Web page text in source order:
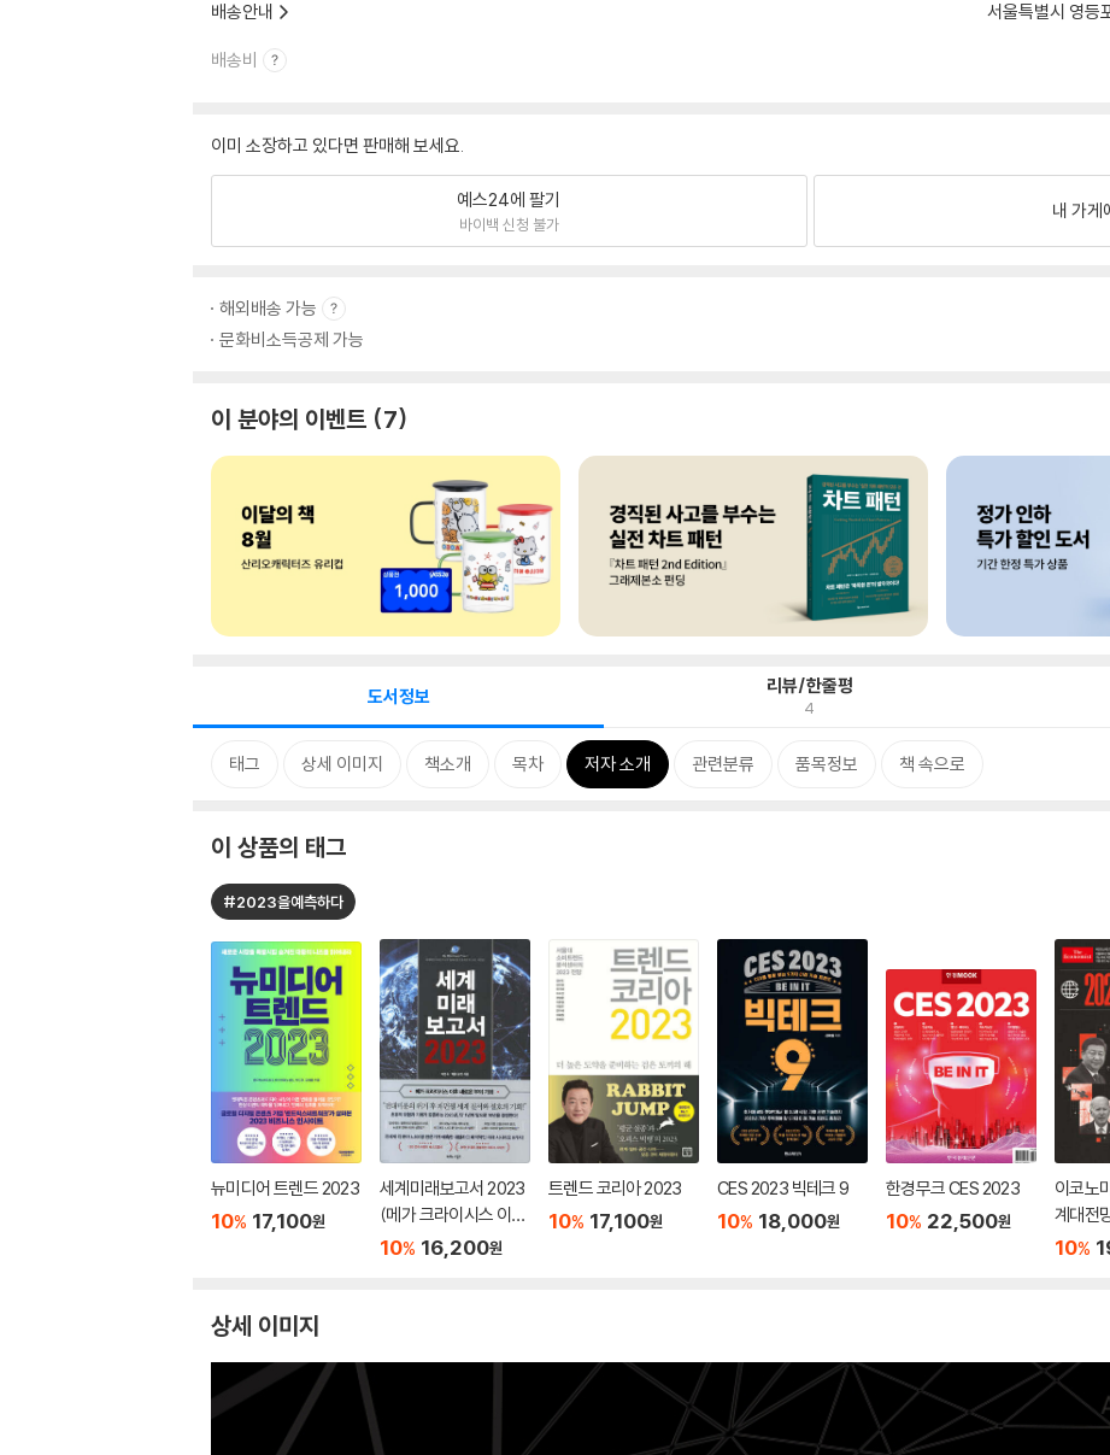
배송안내 서울특별시 영등
배송비
이미 소장하고 있다면 판매해 보세요.
예스24에 팔기
바이백 신청 불가
내 가게
해외배송 가능
문화비소득공제 가능
이 분야의 이벤트 7
도서정보 리뷰/한줄평
4
태그 상세 이미지 책소개 목차 저자 소개 관련분류 품목정보 책 속으로
이 상품의 태그
#2023을예측하다
뉴미디어 트렌드 2023
10% 17,100원
세계미래보고서 2023
(메가 크라이시스 이후
새로운 부의 기회)
10% 16,200원
트렌드 코리아 2023
10% 17,100원
CES 2023 빅테크 9
10% 18,000원
한경무크 CES 2023
10% 22,500원
이코노
계대전
10%
상세 이미지